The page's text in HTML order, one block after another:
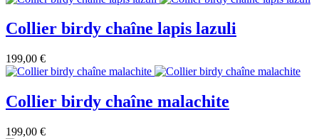
Collier birdy chaîne lapis lazuli
199,00 €
Collier birdy chaîne malachite
199,00 €